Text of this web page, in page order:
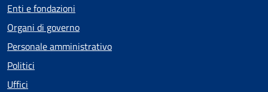
Enti e fondazioni
Organi di governo
Personale amministrativo
Politici
Uffici